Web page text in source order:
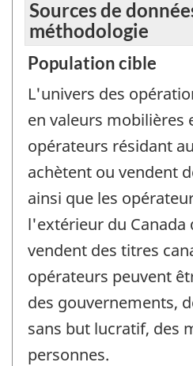
Sources de
méthodologie
Population cible
L'univers des
en valeurs mobilières
opérateurs résidant
achètent ou vendent
ainsi que les
l'extérieur du Canada
vendent des titres
opérateurs peuvent
des gouvernements,
sans but lucratif, des
personnes.